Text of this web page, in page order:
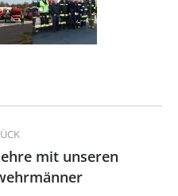
Vorheriger
Beitrag:
mit unseren